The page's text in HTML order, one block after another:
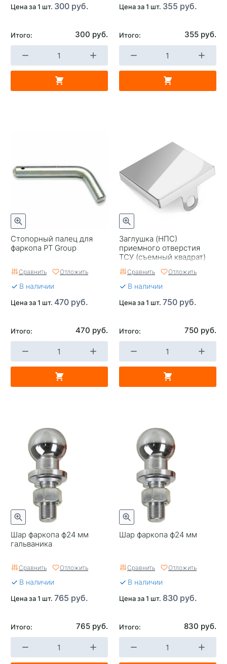
Цена за 1 шт. 300 руб.
Итого: 300 руб.
Цена за 1 шт. 355 руб.
Итого: 355 руб.
Стопорный палец для
фаркопа PT Group
Сравнить Отложить
В наличии
Цена за 1 шт. 470 руб.
Итого: 470 руб.
Заглушка (НПС)
приемного отверстия
ТСУ (съемный квадрат)
PT GROUP
Сравнить Отложить
В наличии
Цена за 1 шт. 750 руб.
Итого: 750 руб.
Шар фаркопа ф24 мм
гальваника
Сравнить Отложить
В наличии
Цена за 1 шт. 765 руб.
Итого: 765 руб.
Шар фаркопа ф24 мм
Сравнить Отложить
В наличии
Цена за 1 шт. 830 руб.
Итого: 830 руб.